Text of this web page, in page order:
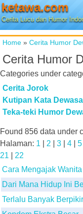
ketawa.com
Cerita Lucu dan Humor
Home » Cerita Humor
Cerita Humor
Categories under
Cerita Jorok
Kutipan Kata Dewasa
Teka-teki Humor
Found 856 data under
Halaman: 1 2 3 4 5
21
22
Cara Mengajak
Dari Mana Hidup Ini
Terlalu Banyak